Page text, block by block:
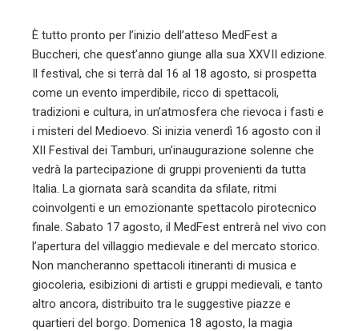
È tutto pronto per l’inizio dell’atteso MedFest a
Buccheri, che quest’anno giunge alla sua XXVII edizione.
Il festival, che si terrà dal 16 al 18 agosto, si prospetta
come un evento imperdibile, ricco di spettacoli,
tradizioni e cultura, in un’atmosfera che rievoca i fasti e
i misteri del Medioevo. Si inizia venerdì 16 agosto con il
XII Festival dei Tamburi, un’inaugurazione solenne che
vedrà la partecipazione di gruppi provenienti da tutta
Italia. La giornata sarà scandita da sfilate, ritmi
coinvolgenti e un emozionante spettacolo pirotecnico
finale. Sabato 17 agosto, il MedFest entrerà nel vivo con
l’apertura del villaggio medievale e del mercato storico.
Non mancheranno spettacoli itineranti di musica e
giocoleria, esibizioni di artisti e gruppi medievali, e tanto
altro ancora, distribuito tra le suggestive piazze e
quartieri del borgo. Domenica 18 agosto, la magia